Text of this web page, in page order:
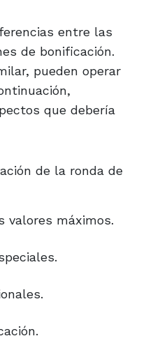
entre las
de bonificación.
pueden operar
que debería
de la ronda de
valores máximos.